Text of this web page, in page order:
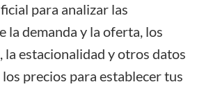
para analizar las
la demanda y la oferta, los
la estacionalidad y otros datos
precios para establecer tus